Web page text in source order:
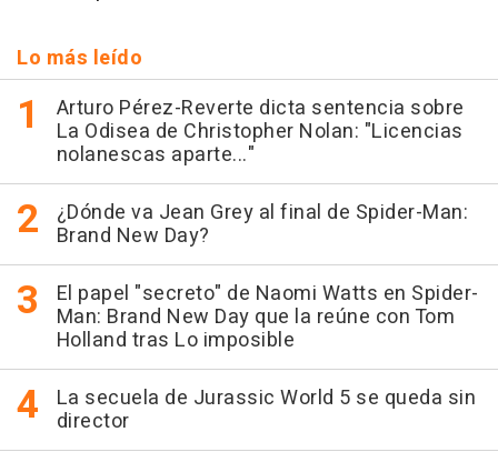
Lo más leído
Arturo Pérez-Reverte dicta sentencia sobre
La Odisea de Christopher Nolan: "Licencias
nolanescas aparte..."
¿Dónde va Jean Grey al final de Spider-Man:
Brand New Day?
El papel "secreto" de Naomi Watts en Spider-
Man: Brand New Day que la reúne con Tom
Holland tras Lo imposible
La secuela de Jurassic World 5 se queda sin
director